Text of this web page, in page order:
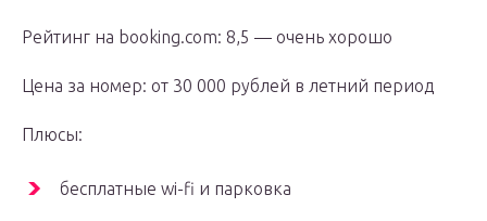
Рейтинг на booking.com: 8,5 — очень хорошо
Цена за номер: от 30 000 рублей в летний период
Плюсы:
бесплатные wi-fi и парковка